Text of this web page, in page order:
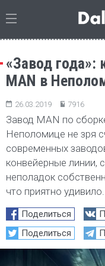
«Завод года»:
MAN в
26.03.2019 7916
Завод MAN по
Неполомице не зря
современных
конвейерные линии,
неполадок
что приятно
Поделиться
Поделиться